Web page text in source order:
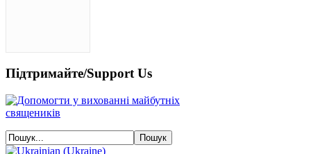
Підтримайте/Support Us